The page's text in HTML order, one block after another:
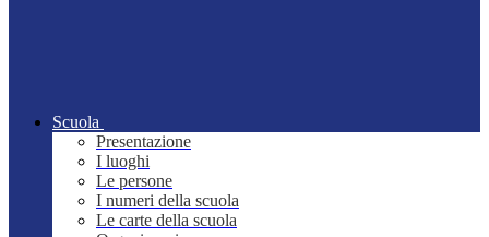
Scuola
Presentazione
I luoghi
Le persone
I numeri della scuola
Le carte della scuola